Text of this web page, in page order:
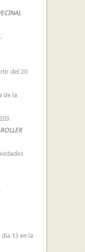
del 20
de la
13 en la